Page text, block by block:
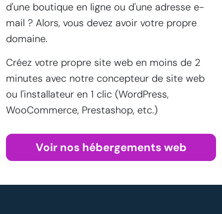
d'une boutique en ligne ou d'une adresse e-
mail ? Alors, vous devez avoir votre propre
domaine.
Créez votre propre site web en moins de 2
minutes avec notre concepteur de site web
ou l'installateur en 1 clic (WordPress,
WooCommerce, Prestashop, etc.)
Voir nos hébergements web